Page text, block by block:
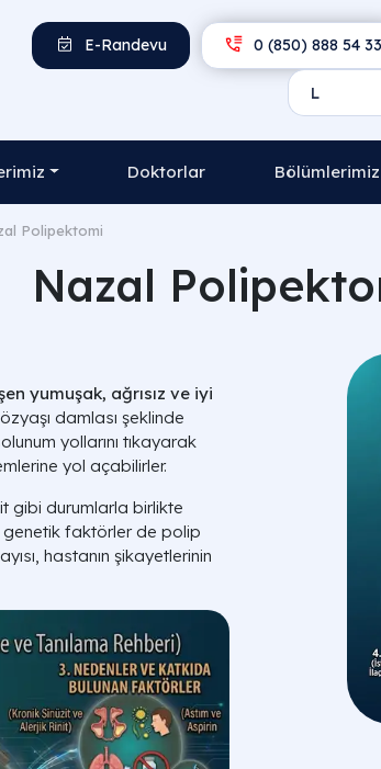
0 (850) 888 54 33
E-Randevu
Doktorlar Bölümlerimiz
Polipektomi
Nazal
yumuşak, ağrısız ve iyi
damlası şeklinde
yollarını tıkayarak
yol açabilirler.
gibi durumlarla birlikte
genetik faktörler de polip
hastanın şikayetlerinin